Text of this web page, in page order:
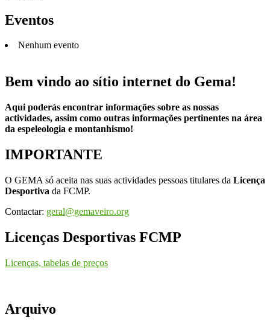
Eventos
Nenhum evento
Bem vindo ao sítio internet do Gema!
Aqui poderás encontrar informações sobre as nossas
actividades, assim como outras informações pertinentes na área
da espeleologia e montanhismo!
IMPORTANTE
O GEMA só aceita nas suas actividades pessoas titulares da Licença
Desportiva da FCMP.
Contactar: geral@gemaveiro.org
Licenças Desportivas FCMP
Licenças, tabelas de preços
Arquivo